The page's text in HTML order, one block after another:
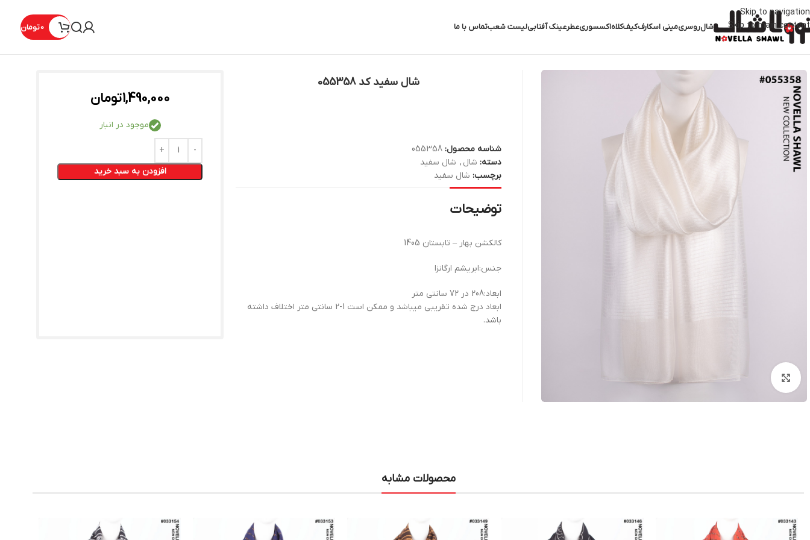
Skip to navigation
Skip to main content
شالروسریمینی اسکارفکیفکلاهاکسسوریعطرعینک آفتابیلیست شعبتماس با ما 0تومان
بزرگنمایی تصویر
شال سفید کد 055358
شناسه محصول:055358
دسته: شال , شال سفید
برچسب: شال سفید
توضیحات
کالکشن بهار – تابستان 1405
جنس:ابریشم ارگانزا
ابعاد:208 در 72 سانتی متر
ابعاد درج شده تقریبی میباشد و ممکن است 1-2 سانتی متر اختلاف داشته
باشد.
1,490,000تومان
موجود در انبار
افزودن به سبد خرید
محصولات مشابه